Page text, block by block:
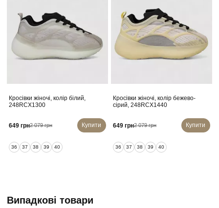
Кросівки жіночі, колір білий,
248RCX1300
649 грн2 079 грн Купити
36 37 38 39 40
Кросівки жіночі, колір бежево-
сірий, 248RCX1440
649 грн2 079 грн Купити
36 37 38 39 40
Випадкові товари